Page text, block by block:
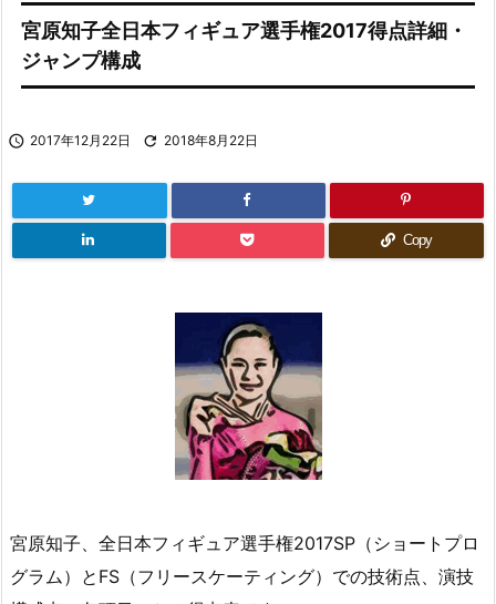
宮原知子全日本フィギュア選手権2017得点詳細・
ジャンプ構成
 2017年12月22日  2018年8月22日
Copy
宮原知子、全日本フィギュア選手権2017SP（ショートプロ
グラム）とFS（フリースケーティング）での技術点、演技